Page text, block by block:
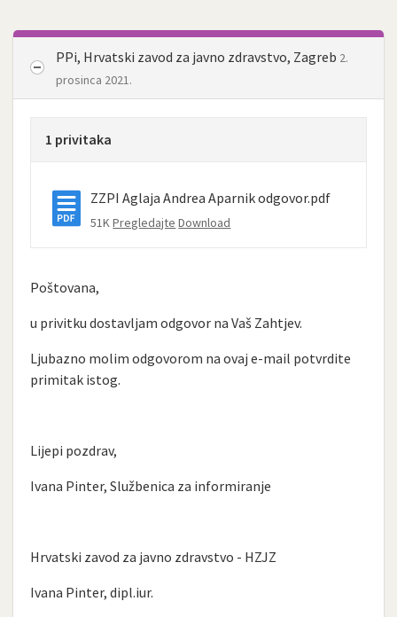
PPi, Hrvatski zavod za javno zdravstvo, Zagreb 2.
prosinca 2021.
1 privitaka
ZZPI Aglaja Andrea Aparnik odgovor.pdf
51KPregledajte Download
Poštovana,
u privitku dostavljam odgovor na Vaš Zahtjev.
Ljubazno molim odgovorom na ovaj e-mail potvrdite
primitak istog.
Lijepi pozdrav,
Ivana Pinter, Službenica za informiranje
Hrvatski zavod za javno zdravstvo - HZJZ
Ivana Pinter, dipl.iur.